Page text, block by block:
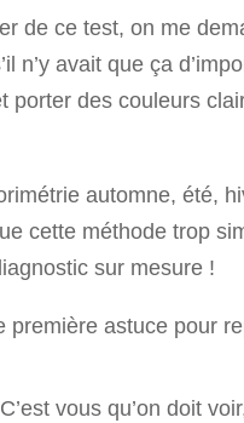
de ce test, on me
n’y avait que ça
porter des couleurs
automne, été,
cette méthode trop
sur mesure !
première astuce pour
C’est vous qu’on doit